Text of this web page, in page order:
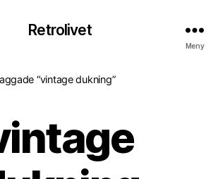
Retrolivet
Meny
“vintage dukning”